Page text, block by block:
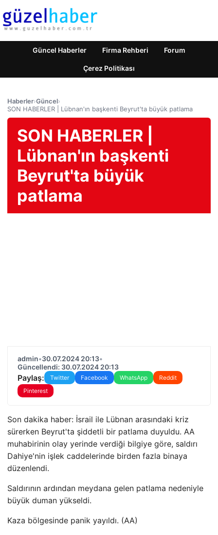
Güncel Haberler Firma Rehberi Forum
Çerez Politikası
Haberler›Güncel›
SON HABERLER | Lübnan'ın başkenti Beyrut'ta büyük patlama
SON HABERLER |
Lübnan'ın başkenti
Beyrut'ta büyük
patlama
admin•30.07.2024 20:13•
Güncellendi: 30.07.2024 20:13
Paylaş: Twitter Facebook WhatsApp
Reddit
Pinterest
Son dakika haber: İsrail ile Lübnan arasındaki kriz
sürerken Beyrut'ta şiddetli bir patlama duyuldu. AA
muhabirinin olay yerinde verdiği bilgiye göre, saldırı
Dahiye'nin işlek caddelerinde birden fazla binaya
düzenlendi.
Saldırının ardından meydana gelen patlama nedeniyle
büyük duman yükseldi.
Kaza bölgesinde panik yayıldı. (AA)